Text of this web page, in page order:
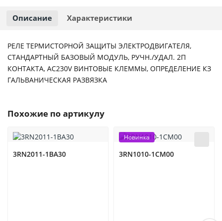
Описание Характеристики
РЕЛЕ ТЕРМИСТОРНОЙ ЗАЩИТЫ ЭЛЕКТРОДВИГАТЕЛЯ,
СТАНДАРТНЫЙ БАЗОВЫЙ МОДУЛЬ, РУЧН./УДАЛ. 2П
КОНТАКТА, AC230V ВИНТОВЫЕ КЛЕММЫ, ОПРЕДЕЛЕНИЕ КЗ
ГАЛЬВАНИЧЕСКАЯ РАЗВЯЗКА
Похожие по артикулу
3RN2011-1BA30
Новинка
3RN1010-1CM00